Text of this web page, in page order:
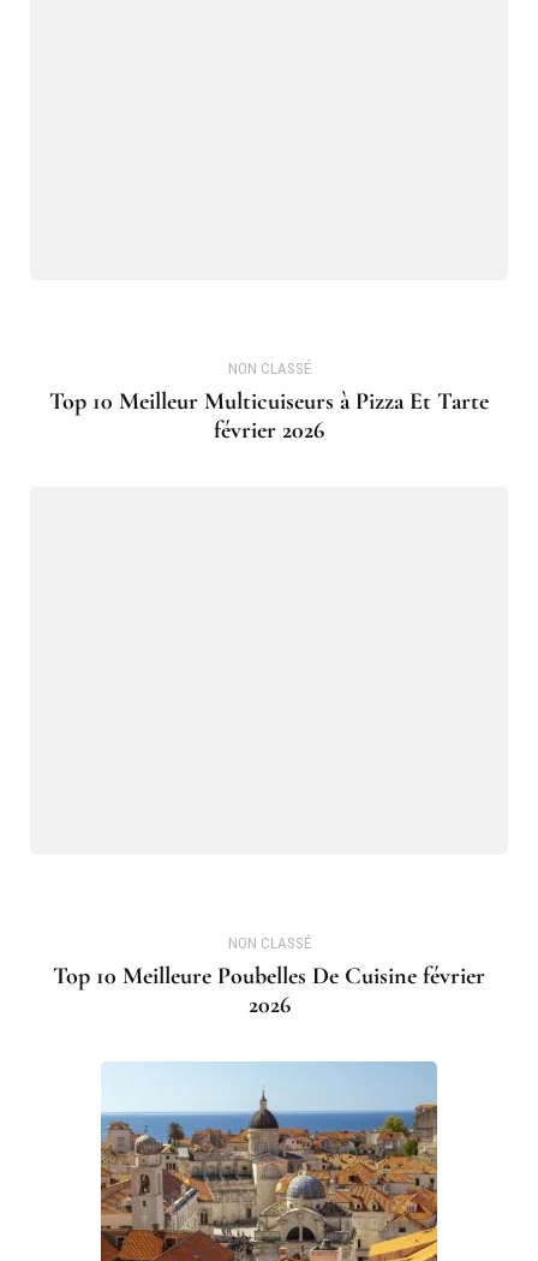
NON CLASSÉ
Top 10 Meilleur Multicuiseurs à Pizza Et Tarte
février 2026
NON CLASSÉ
Top 10 Meilleure Poubelles De Cuisine février
2026